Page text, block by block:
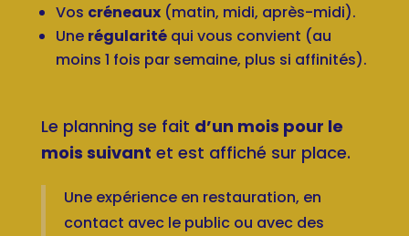
Vos créneaux(matin, midi, après-midi).
Une régularitéqui vous convient (au
moins 1 fois par semaine, plus si affinités).
Le planning se fait d’un mois pour le
mois suivant et est affiché sur place.
Une expérience en restauration, en
contact avec le public ou avec des